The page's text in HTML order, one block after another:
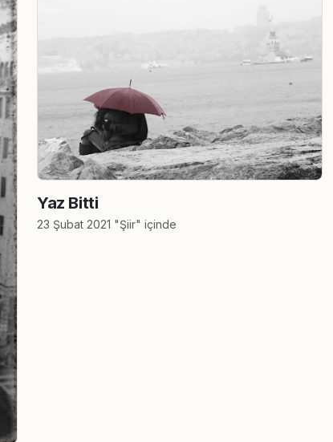
Yaz Bitti
23 Şubat 2021 "Şiir" içinde